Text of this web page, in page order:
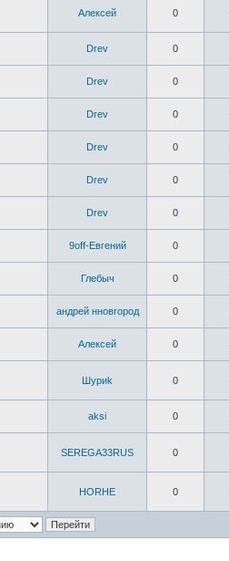
Алексей 0
Drev 0
Drev 0
Drev 0
Drev 0
Drev 0
Drev 0
9off-Евгений 0
Глебыч 0
андрей нновгород 0
Алексей 0
Шyриk 0
aksi 0
SEREGA33RUS 0
HORHE 0